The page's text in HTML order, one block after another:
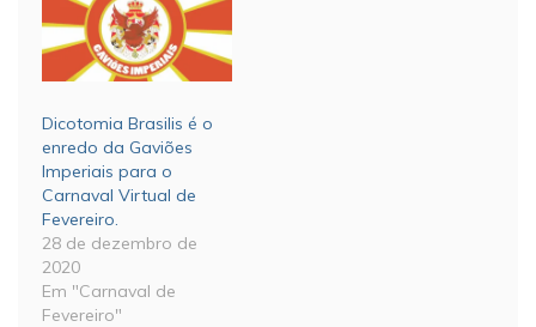
Dicotomia Brasilis é o
enredo da Gaviões
Imperiais para o
Carnaval Virtual de
Fevereiro.
28 de dezembro de
2020
Em "Carnaval de
Fevereiro"